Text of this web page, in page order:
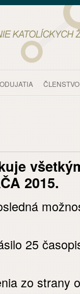
ČLENSTVO
2015.
25
zo strany